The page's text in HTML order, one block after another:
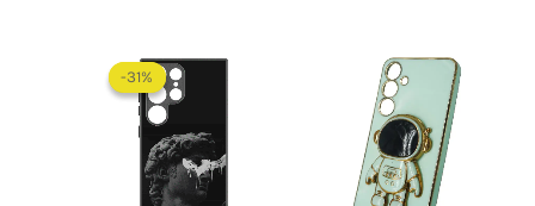
-31%
-31%
$ 80.000.